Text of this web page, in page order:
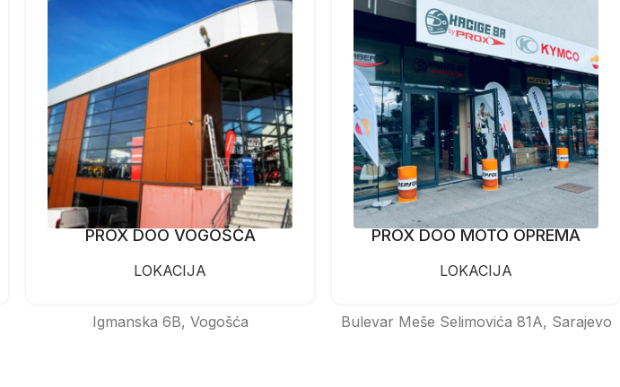
PROX DOO VOGOŠĆA
LOKACIJA
Igmanska 6B, Vogošća
PROX DOO MOTO OPREMA
LOKACIJA
Bulevar Meše Selimovića 81A, Sarajevo